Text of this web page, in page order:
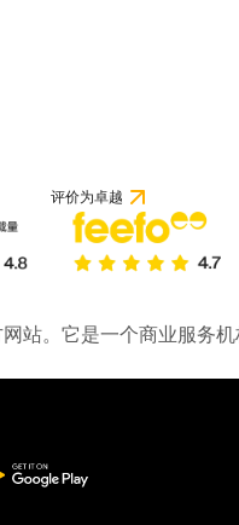
评价为卓越
站。它是一个商业服务